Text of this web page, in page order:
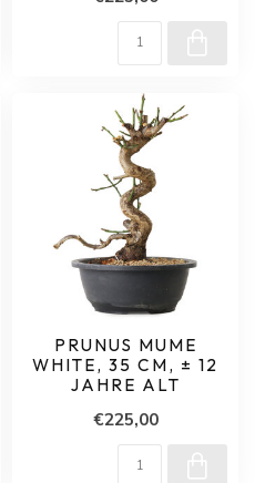
PRUNUS MUME
WHITE, 35 CM, ± 12
JAHRE ALT
€225,00